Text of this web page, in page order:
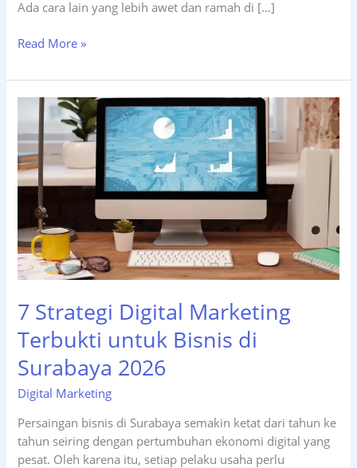
Ada cara lain yang lebih awet dan ramah di […]
SEO
UMKM:
Panduan
Lengkap
Mendapatkan
Pelanggan
Tanpa
Budget
Besar
Read More »
7 Strategi Digital Marketing
Terbukti untuk Bisnis di
Surabaya 2026
Digital Marketing
Persaingan bisnis di Surabaya semakin ketat dari tahun ke
tahun seiring dengan pertumbuhan ekonomi digital yang
pesat. Oleh karena itu, setiap pelaku usaha perlu